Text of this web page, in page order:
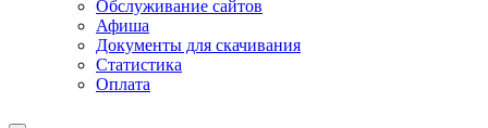
Обслуживание сайтов
Афиша
Документы для скачивания
Статистика
Оплата